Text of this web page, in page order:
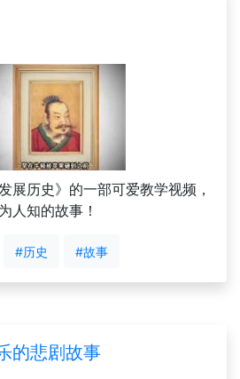
展历史》的一部可爱教学视频，
人知的故事！
#历史 #故事
的悲剧故事